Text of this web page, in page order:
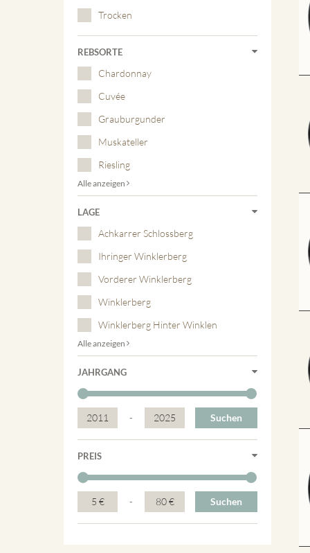
Trocken
REBSORTE
Chardonnay
Cuvée
Grauburgunder
Muskateller
Riesling
Alle anzeigen
LAGE
Achkarrer Schlossberg
Ihringer Winklerberg
Vorderer Winklerberg
Winklerberg
Winklerberg Hinter Winklen
Alle anzeigen
JAHRGANG
2011 - 2025 Suchen
PREIS
5 € - 80 € Suchen